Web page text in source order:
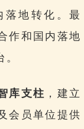
落地转化。最
作和国内落地
库支柱 ，建立
会员单位提供